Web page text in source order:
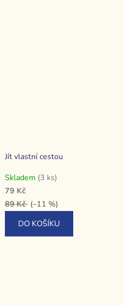
Jít vlastní cestou
Skladem (3 ks)
79 Kč
89 Kč (–11 %)
DO KOŠÍKU